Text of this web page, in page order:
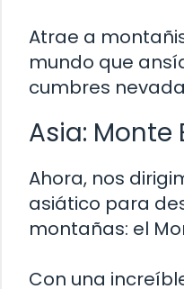
Atrae a
mundo que
cumbres
Asia: Monte
Ahora, nos
asiático para
montañas: el
Con una